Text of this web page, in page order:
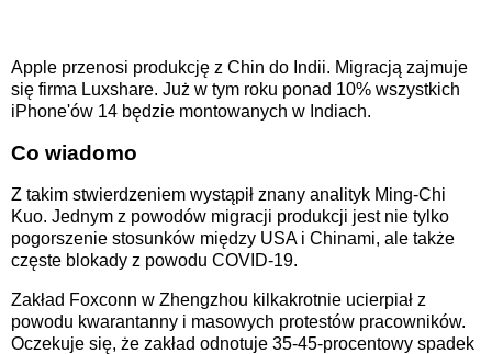
Apple przenosi produkcję z Chin do Indii. Migracją zajmuje
się firma Luxshare. Już w tym roku ponad 10% wszystkich
iPhone'ów 14 będzie montowanych w Indiach.
Co wiadomo
Z takim stwierdzeniem wystąpił znany analityk Ming-Chi
Kuo. Jednym z powodów migracji produkcji jest nie tylko
pogorszenie stosunków między USA i Chinami, ale także
częste blokady z powodu COVID-19.
Zakład Foxconn w Zhengzhou kilkakrotnie ucierpiał z
powodu kwarantanny i masowych protestów pracowników.
Oczekuje się, że zakład odnotuje 35-45-procentowy spadek